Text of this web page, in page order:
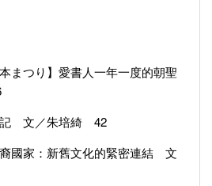
まつり】愛書人一年一度的朝聖
記 文／朱培綺 42
國家：新舊文化的緊密連結 文